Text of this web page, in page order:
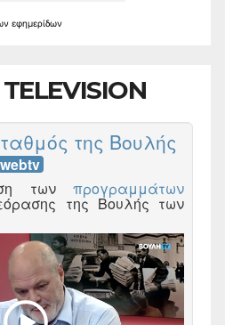
εφημερίδων